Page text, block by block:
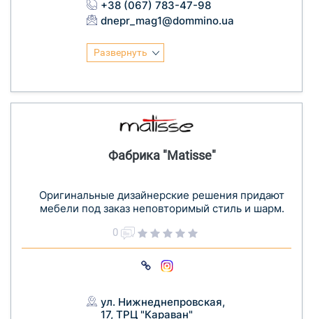
+38 (067) 783-47-98
dnepr_mag1@dommino.ua
Развернуть
Фабрика "Matisse"
Оригинальные дизайнерские решения придают
мебели под заказ неповторимый стиль и шарм.
0
ул. Нижнеднепровская,
17, ТРЦ "Караван"